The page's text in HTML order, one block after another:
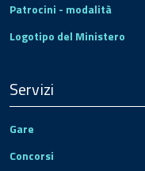
Patrocini - modalità
Logotipo del Ministero
Servizi
Gare
Concorsi